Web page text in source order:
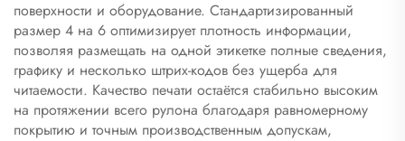
поверхности и оборудование. Стандартизированный
размер 4 на 6 оптимизирует плотность информации,
позволяя размещать на одной этикетке полные сведения,
графику и несколько штрих-кодов без ущерба для
читаемости. Качество печати остаётся стабильно высоким
на протяжении всего рулона благодаря равномерному
покрытию и точным производственным допускам,